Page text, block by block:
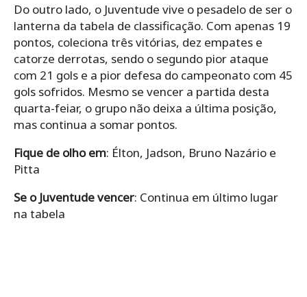
Do outro lado, o Juventude vive o pesadelo de ser o
lanterna da tabela de classificação. Com apenas 19
pontos, coleciona três vitórias, dez empates e
catorze derrotas, sendo o segundo pior ataque
com 21 gols e a pior defesa do campeonato com 45
gols sofridos. Mesmo se vencer a partida desta
quarta-feiar, o grupo não deixa a última posição,
mas continua a somar pontos.
Fique de olho em: Élton, Jadson, Bruno Nazário e
Pitta
Se o Juventude vencer: Continua em último lugar
na tabela